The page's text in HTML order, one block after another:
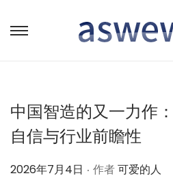
转
跳
中国智造的又一力作
自信与行业前瞻性
作
2026年7月4日 . 作者可爱的人